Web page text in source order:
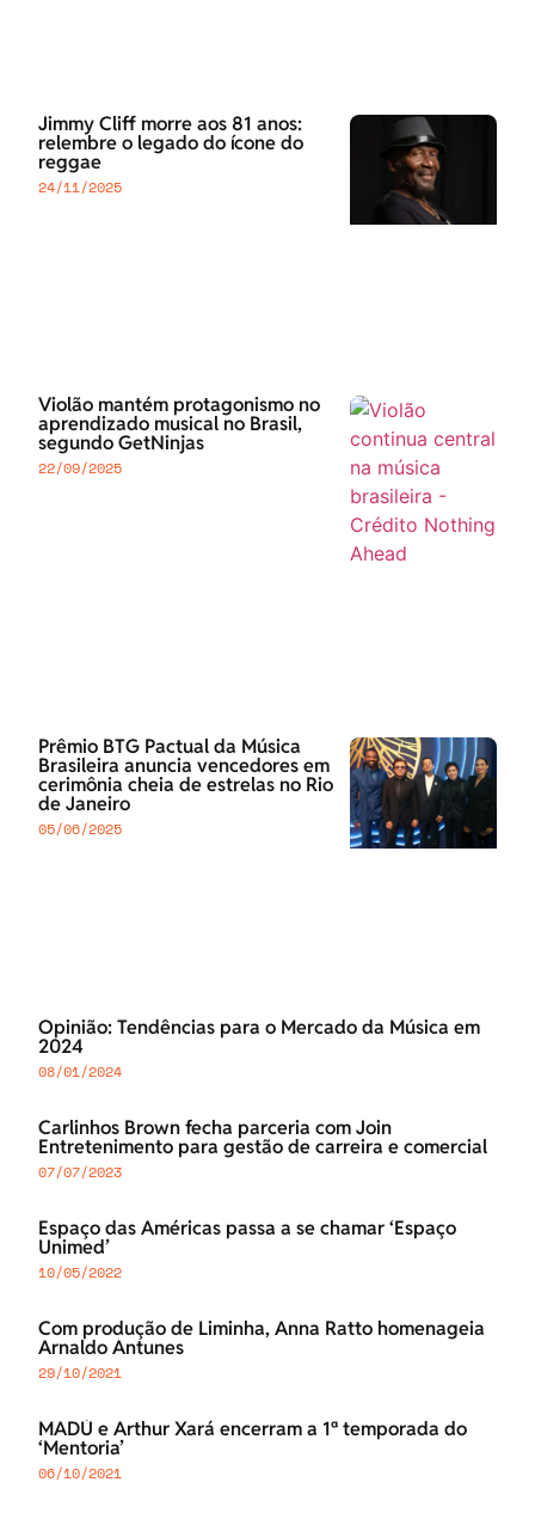
Jimmy Cliff morre aos 81 anos:
relembre o legado do ícone do
reggae
24/11/2025
Violão mantém protagonismo no
aprendizado musical no Brasil,
segundo GetNinjas
22/09/2025
Prêmio BTG Pactual da Música
Brasileira anuncia vencedores em
cerimônia cheia de estrelas no Rio
de Janeiro
05/06/2025
Opinião: Tendências para o Mercado da Música em
2024
08/01/2024
Carlinhos Brown fecha parceria com Join
Entretenimento para gestão de carreira e comercial
07/07/2023
Espaço das Américas passa a se chamar ‘Espaço
Unimed’
10/05/2022
Com produção de Liminha, Anna Ratto homenageia
Arnaldo Antunes
29/10/2021
MADÚ e Arthur Xará encerram a 1ª temporada do
‘Mentoria’
06/10/2021